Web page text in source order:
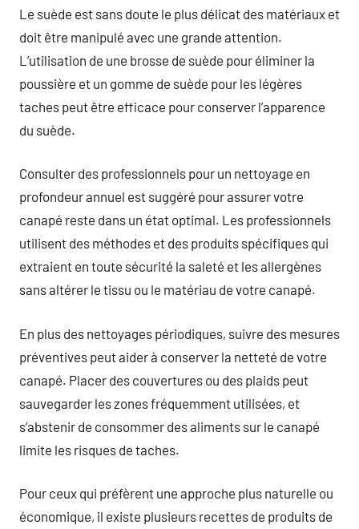
Le suède est sans doute le plus délicat des matériaux et
doit être manipulé avec une grande attention.
L’utilisation de une brosse de suède pour éliminer la
poussière et un gomme de suède pour les légères
taches peut être efficace pour conserver l’apparence
du suède.
Consulter des professionnels pour un nettoyage en
profondeur annuel est suggéré pour assurer votre
canapé reste dans un état optimal. Les professionnels
utilisent des méthodes et des produits spécifiques qui
extraient en toute sécurité la saleté et les allergènes
sans altérer le tissu ou le matériau de votre canapé.
En plus des nettoyages périodiques, suivre des mesures
préventives peut aider à conserver la netteté de votre
canapé. Placer des couvertures ou des plaids peut
sauvegarder les zones fréquemment utilisées, et
s’abstenir de consommer des aliments sur le canapé
limite les risques de taches.
Pour ceux qui préfèrent une approche plus naturelle ou
économique, il existe plusieurs recettes de produits de